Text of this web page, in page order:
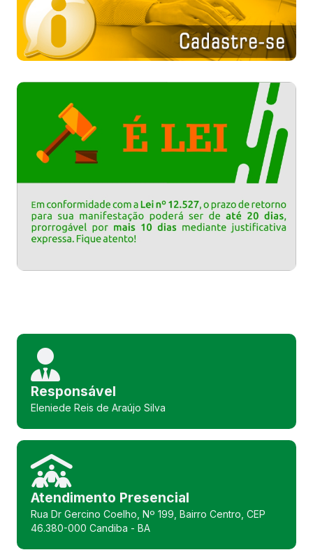
Responsável
Eleniede Reis de Araújo Silva
Atendimento Presencial
Rua Dr Gercino Coelho, Nº 199, Bairro Centro, CEP
46.380-000 Candiba - BA